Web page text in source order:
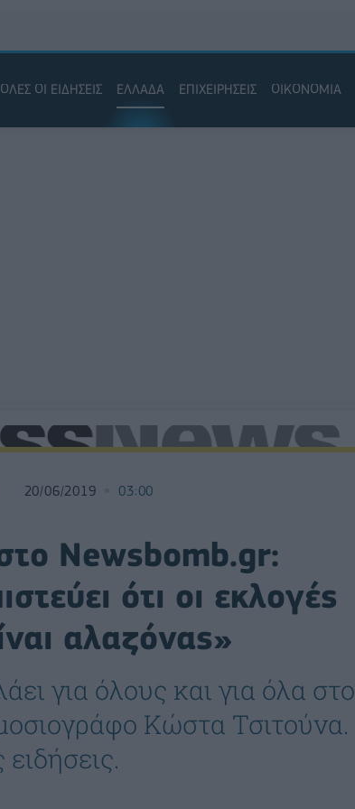
ΟΛΕΣ ΟΙ ΕΙΔΗΣΕΙΣ ΕΛΛΑΔΑ ΕΠΙΧΕΙΡΗΣΕΙΣ ΟΙΚΟΝΟΜΙΑ
20/06/2019 03:00
Newsbomb.gr:
ότι οι εκλογές
αλαζόνας»
για όλους και για όλα στο
Κώστα Τσιτούνα.